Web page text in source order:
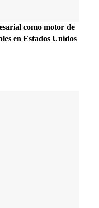
como motor de
en Estados Unidos